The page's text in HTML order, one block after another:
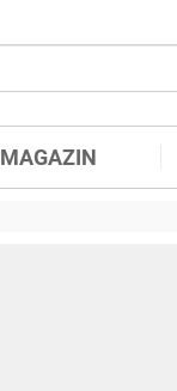
MAGAZIN